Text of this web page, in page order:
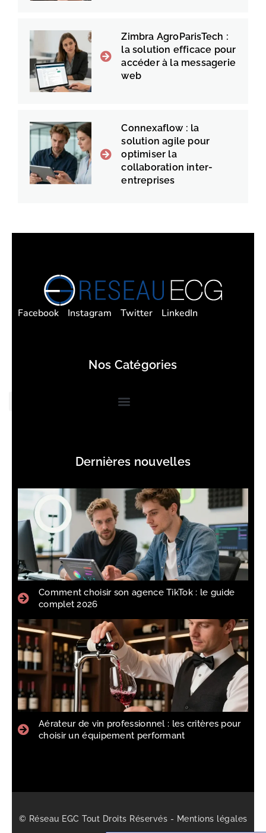
Zimbra AgroParisTech :
la solution efficace pour
accéder à la messagerie
web
Connexaflow : la
solution agile pour
optimiser la
collaboration inter-
entreprises
Facebook Instagram Twitter LinkedIn
Nos Catégories
Dernières nouvelles
Comment choisir son agence TikTok : le guide
complet 2026
Aérateur de vin professionnel : les critères pour
choisir un équipement performant
© Réseau EGC Tout Droits Réservés - Mentions légales